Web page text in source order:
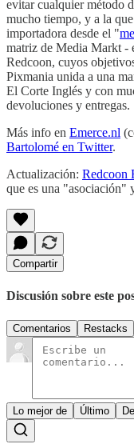
evitar cualquier método
mucho tiempo, y a la
importadora desde el "
matriz de Media Markt -
Redcoon, cuyos
Pixmania unida a una
El Corte Inglés y con
devoluciones y entregas.
Más info en Emerce.nl
Bartolomé en Twitter.
Actualización: Redcoon
que es una "asociación"
Compartir
Discusión sobre este
Comentarios Restacks
Lo mejor de Último